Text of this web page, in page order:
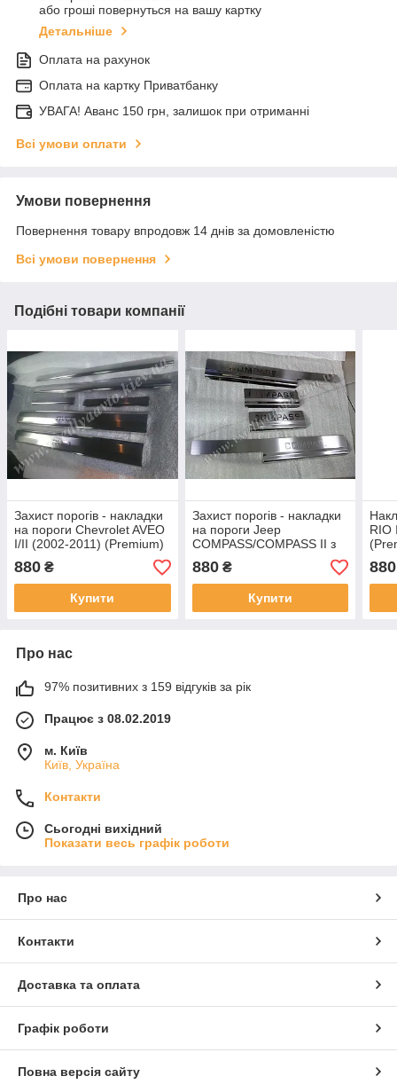
або гроші повернуться на вашу картку
Детальніше
Оплата на рахунок
Оплата на картку Приватбанку
УВАГА! Аванс 150 грн, залишок при отриманні
Всі умови оплати
Умови повернення
Повернення товару впродовж 14 днів за домовленістю
Всі умови повернення
Подібні товари компанії
Захист порогів - накладки
на пороги Chevrolet AVEO
I/II (2002-2011) (Premium)
880 ₴
Купити
Захист порогів - накладки
на пороги Jeep
COMPASS/COMPASS II з
2006-2011-2016 рр.
(Premium)
880₴
Купити
RIO
880
Про нас
97% позитивних з 159 відгуків за рік
Працює з 08.02.2019
м. Київ
Київ, Україна
Контакти
Сьогодні вихідний
Показати весь графік роботи
Про нас
Контакти
Доставка та оплата
Графік роботи
Повна версія сайту